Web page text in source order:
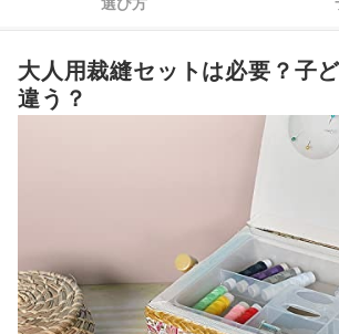
シンプルな大人用裁縫セット全45商品おすすめ人
指ぬき・糸通し器などの裁縫道具にもこだわろう
シンプルな大人用裁縫セットの売れ筋ランキング
大人用裁縫セットは必要？子
違う？